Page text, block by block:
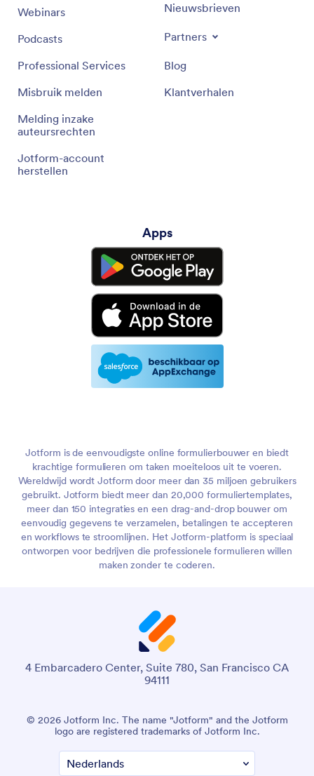
Webinars
Podcasts
Professional Services
Misbruik melden
Melding inzake
auteursrechten
Jotform-account
herstellen
Nieuwsbrieven
Partners
Blog
Klantverhalen
Apps
Jotform is de eenvoudigste online formulierbouwer en biedt
krachtige formulieren om taken moeiteloos uit te voeren.
Wereldwijd wordt Jotform door meer dan 35 miljoen gebruikers
gebruikt. Jotform biedt meer dan 20,000 formuliertemplates,
meer dan 150 integraties en een drag-and-drop bouwer om
eenvoudig gegevens te verzamelen, betalingen te accepteren
en workflows te stroomlijnen. Het Jotform-platform is speciaal
ontworpen voor bedrijven die professionele formulieren willen
maken zonder te coderen.
4 Embarcadero Center, Suite 780, San Francisco CA
94111
© 2026 Jotform Inc. The name "Jotform" and the Jotform
logo are registered trademarks of Jotform Inc.